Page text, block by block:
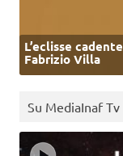
L’eclisse
Fabrizio Villa
Su MediaInaf Tv